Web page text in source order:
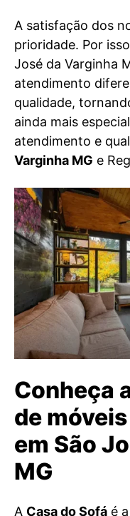
A satisfação dos
prioridade. Por
José da Varginha
atendimento
qualidade,
ainda mais
atendimento e
Varginha MG e
Conheça
de
em São
MG
A Casa do Sofá é